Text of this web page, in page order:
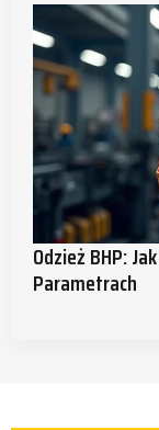
Odzież BHP:
Parametrach